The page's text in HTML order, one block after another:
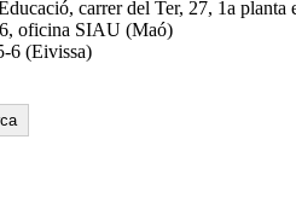
carrer del Ter, 27, 1a
oficina SIAU (Maó)
6 (Eivissa)